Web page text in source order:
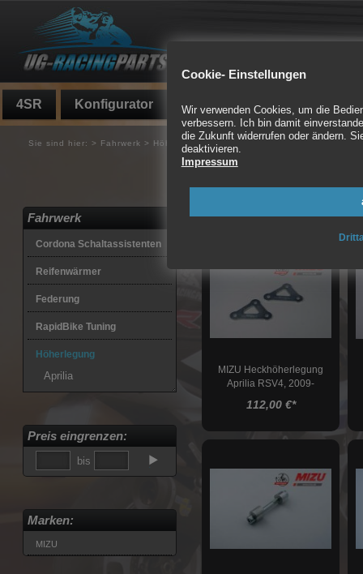
Cookie- Einstellungen
Wir verwenden Cookies, um die
verbessern. Ich bin damit
die Zukunft widerrufen oder ändern.
deaktivieren.
Impressum
4SR Konfigurator Fundgrube Auspuff
Sie sind hier: > Fahrwerk > Höherlegung
MIZU Heckhöherlegung
Aprilia RSV4, 2009-
112,00 €*
Fahrwerk
Cordona Schaltassistenten
Reifenwärmer
Federung
RapidBike Tuning
Höherlegung
Aprilia
Honda
Kawasaki
MV Agusta
Suzuki
Triumph
Preis eingrenzen:
bis
Marken:
MIZU